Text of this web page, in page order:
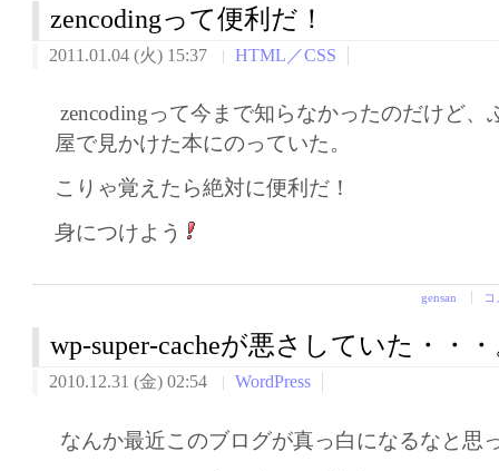
zencodingって便利だ！
2011.01.04 (火) 15:37 HTML／CSS
zencodingって今まで知らなかったのだけど、
屋で見かけた本にのっていた。
こりゃ覚えたら絶対に便利だ！
身につけよう
gensan
wp-super-cacheが悪さしていた・・
2010.12.31 (金) 02:54 WordPress
なんか最近このブログが真っ白になるなと思